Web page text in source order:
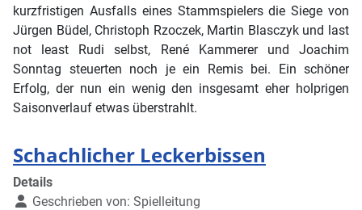
kurzfristigen Ausfalls eines Stammspielers die Siege von
Jürgen Büdel, Christoph Rzoczek, Martin Blasczyk und last
not least Rudi selbst, René Kammerer und Joachim
Sonntag steuerten noch je ein Remis bei. Ein schöner
Erfolg, der nun ein wenig den insgesamt eher holprigen
Saisonverlauf etwas überstrahlt.
Schachlicher Leckerbissen
Details
Geschrieben von: Spielleitung